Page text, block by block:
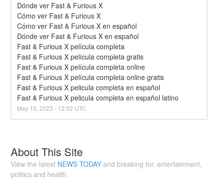
Dónde ver Fast & Furious X
Cómo ver Fast & Furious X
Cómo ver Fast & Furious X en español
Dónde ver Fast & Furious X en español
Fast & Furious X película completa
Fast & Furious X película completa gratis
Fast & Furious X película completa online
Fast & Furious X película completa online gratis
Fast & Furious X pelicula completa en español
Fast & Furious X pelicula completa en español latino
May 15 ,2023 - 12:52 UTC
About This Site
View the latest NEWS TODAY and breaking for, entertainment,
politics and health.